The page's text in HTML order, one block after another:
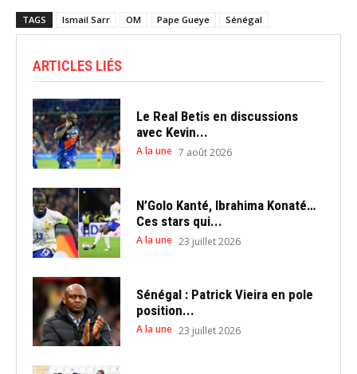
TAGS Ismail Sarr OM Pape Gueye Sénégal
ARTICLES LIÉS
Le Real Betis en discussions
avec Kevin...
A la une 7 août 2026
N’Golo Kanté, Ibrahima Konaté…
Ces stars qui...
A la une 23 juillet 2026
Sénégal : Patrick Vieira en pole
position...
A la une 23 juillet 2026